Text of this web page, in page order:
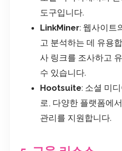
도구입니다.
LinkMiner: 웹사이트
고 분석하는 데 유용
사 링크를 조사하고
수 있습니다.
Hootsuite: 소셜 미
로, 다양한 플랫폼에
관리를 지원합니다.